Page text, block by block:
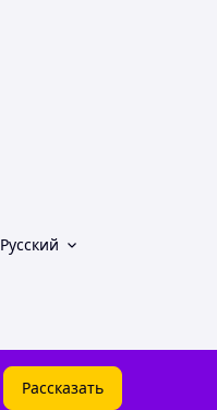
Русский
Рассказать